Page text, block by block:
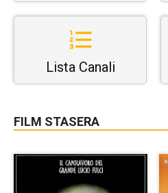
Lista Canali
FILM STASERA